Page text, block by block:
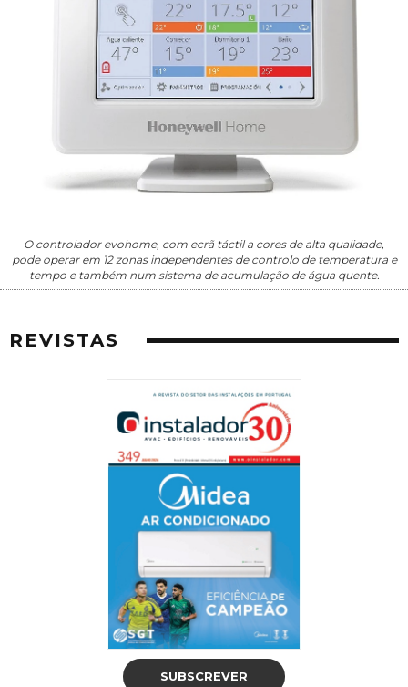
O controlador evohome, com ecrã táctil a cores de alta qualidade,
pode operar em 12 zonas independentes de controlo de temperatura e
tempo e também num sistema de acumulação de água quente.
REVISTAS
SUBSCREVER